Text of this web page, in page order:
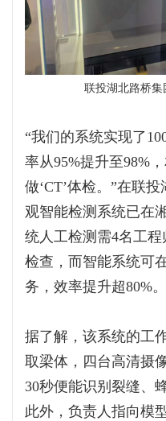
联投湖北路桥
“我们的系统实现了
率从95%提升至98%
做‘CT’体检。”在联
观智能检测系统已在
统人工检测需4名工
检查，而智能系统可
务，效率提升超80%。
据了解，该系统的工
取梁体，四台高清摄
30秒便能识别裂缝、
此外，负责人指向模